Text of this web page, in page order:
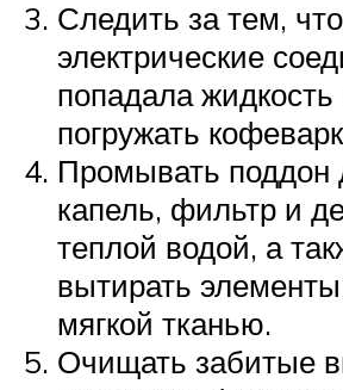
Следить за тем,
электрические
попадала жидкость
погружать
Промывать поддон
капель, фильтр и
теплой водой, а
вытирать элементы
мягкой тканью.
Очищать забитые